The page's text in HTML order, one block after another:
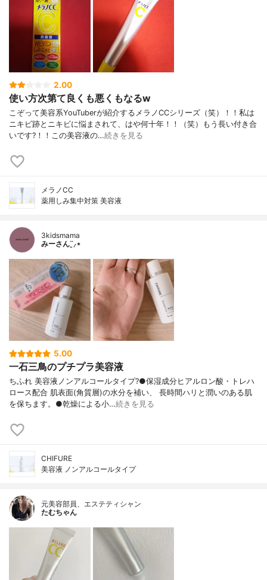
2.00
使い方次第て良くも悪くもなるw
こぞって美容系YouTuberが紹介するメラノCCシリーズ（笑）！！私は
ニキビ跡とニキビに悩まされて、はや何十年！！（笑）もう長い付き合
いです?！！この美容液の…続きを見る
メラノCC
薬用しみ集中対策 美容液
3kidsmama
みーさん¨̮⸝⋆
5.00
一石三鳥のプチプラ美容液
ちふれ 美容液ノンアルコールタイプ?●保湿成分ヒアルロン酸・トレハ
ロース配合 肌表面(角質層)の水分を補い、 長時間ハリと潤いのある肌
を保ちます。●乾燥による小…続きを見る
CHIFURE
美容液 ノンアルコールタイプ
元美容部員、エステティシャン
たむちゃん